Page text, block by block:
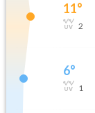
11°
2
6°
1